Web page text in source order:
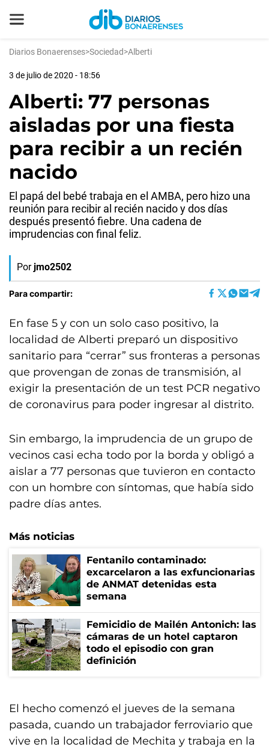
Diarios Bonaerenses>Sociedad>Alberti
3 de julio de 2020 - 18:56
Alberti: 77 personas
aisladas por una fiesta
para recibir a un recién
nacido
El papá del bebé trabaja en el AMBA, pero hizo una
reunión para recibir al recién nacido y dos días
después presentó fiebre. Una cadena de
imprudencias con final feliz.
Por jmo2502
Para compartir:
En fase 5 y con un solo caso positivo, la
localidad de Alberti preparó un dispositivo
sanitario para “cerrar” sus fronteras a personas
que provengan de zonas de transmisión, al
exigir la presentación de un test PCR negativo
de coronavirus para poder ingresar al distrito.
Sin embargo, la imprudencia de un grupo de
vecinos casi echa todo por la borda y obligó a
aislar a 77 personas que tuvieron en contacto
con un hombre con síntomas, que había sido
padre días antes.
Más noticias
Fentanilo contaminado:
excarcelaron a las exfuncionarias
de ANMAT detenidas esta
semana
Femicidio de Mailén Antonich: las
cámaras de un hotel captaron
todo el episodio con gran
definición
El hecho comenzó el jueves de la semana
pasada, cuando un trabajador ferroviario que
vive en la localidad de Mechita y trabaja en la